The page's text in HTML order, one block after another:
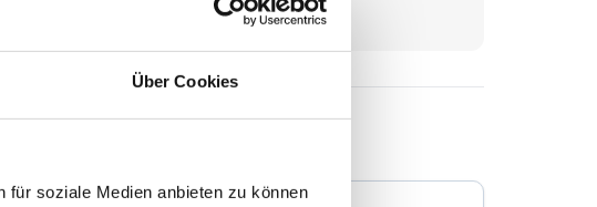
Über Cookies
für soziale Medien anbieten zu können